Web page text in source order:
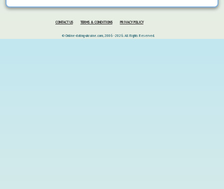
CONTACT US TERMS & CONDITIONS PRIVACY POLICY
© Online-dating-ukraine.com, 2006 - 2026. All Rights Reserved.